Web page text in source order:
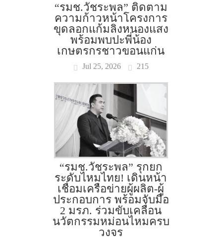
“รมช.วัชระพล” ติดตาม
ความก้าวหน้าโครงการ
ขุดลอกแก้มลิงหนองแสง
พร้อมพบปะพี่น้อง
เกษตรกรชาวขอนแก่น
Jul 25, 2026 215
“รมช.วัชระพล” รุกยก
ระดับไหมไทย! เดินหน้า
เชื่อมเครือข่ายผู้ผลิต-ผู้
ประกอบการ พร้อมจับมือ
2 มรภ. ร่วมขับเคลื่อน
นวัตกรรมหม่อนไหมครบ
วงจร